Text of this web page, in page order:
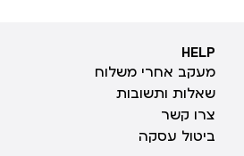
HELP
HELP
מעקב אחרי משלוח
שאלות ותשובות
צרו קשר
ביטול עסקה